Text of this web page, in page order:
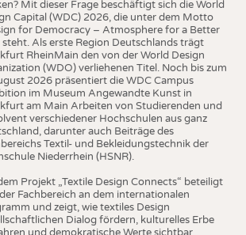
Mit dieser Frage beschäftigt sich die World
Capital (WDC) 2026, die unter dem Motto
for Democracy – Atmosphere for a Better
steht. Als erste Region Deutschlands trägt
RheinMain den von der World Design
(WDO) verliehenen Titel. Noch bis zum
2026 präsentiert die WDC Campus
im Museum Angewandte Kunst in
am Main Arbeiten von Studierenden und
verschiedener Hochschulen aus ganz
darunter auch Beiträge des
Textil- und Bekleidungstechnik der
Niederrhein (HSNR).
Projekt „Textile Design Connects“ beteiligt
Fachbereich an dem internationalen
und zeigt, wie textiles Design
Dialog fördern, kulturelles Erbe